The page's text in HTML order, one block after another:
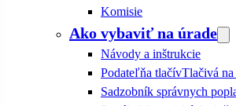
Komisie
Ako vybaviť na úrade
Návody a inštrukcie
Podateľňa tlačívTlačivá
Sadzobník správnych